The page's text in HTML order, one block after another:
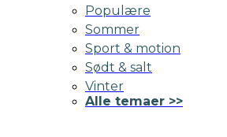
Populære
Sommer
Sport & motion
Sødt & salt
Vinter
Alle temaer >>